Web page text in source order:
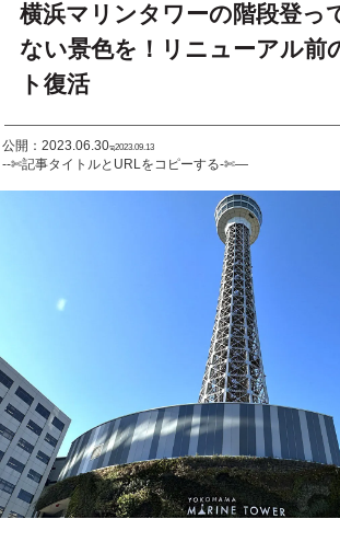
横浜マリンタワーの階段登っ
ない景色を！リニューアル前
ト復活
公開：2023.06.30ಇ2023.09.13
--✄記事タイトルとURLをコピーする-✄—